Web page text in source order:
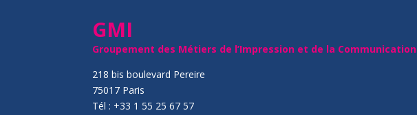
GMI
Groupement des Métiers de l’Impression et de la Communication
218 bis boulevard Pereire
75017 Paris
Tél : +33 1 55 25 67 57